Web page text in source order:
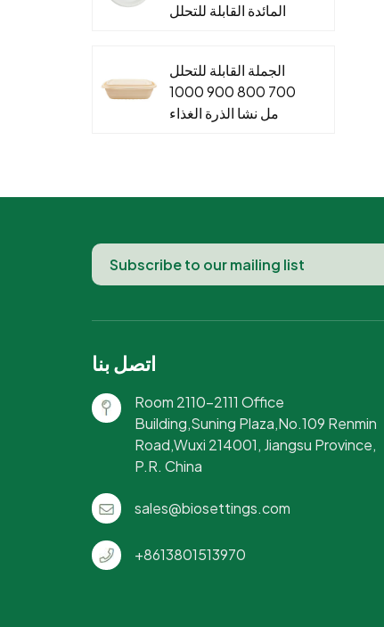
المائدة القابلة للتحلل
والباردة
الجملة القابلة للتحلل
700 800 900 1000
مل نشا الذرة الغذاء
اتصل بنا
Room 2110-2111 Office
Building,Suning Plaza,No.109 Renmin
Road,Wuxi 214001, Jiangsu Province,
P.R. China
sales@biosettings.com
+8613801513970